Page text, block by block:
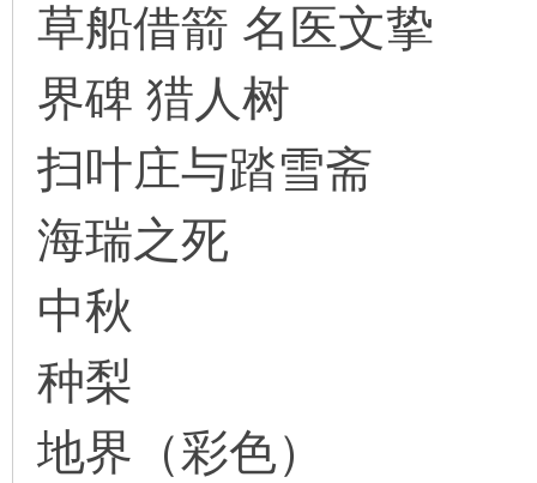
草船借箭 名医文挚
界碑 猎人树
扫叶庄与踏雪斋
海瑞之死
中秋
种梨
地界（彩色）